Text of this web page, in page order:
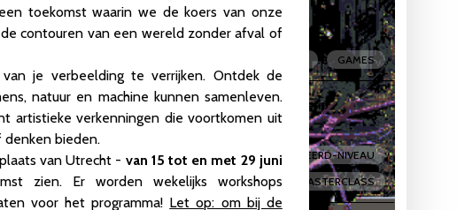
CCU Studio,Vlampijpstraat 84
GAMES
Encounters: Masterclass with James Holden and Lucretio
CCU Studio Vlampijpstraat 84
GEMIDDELD-NIVEAU
GEAVANCEERD-NIVEAU
MASTERCLASS
toekomst waarin we de koers van onze
contouren van een wereld zonder afval of
je verbeelding te verrijken. Ontdek de
natuur en machine kunnen samenleven.
artistieke verkenningen die voortkomen uit
denken bieden.
van Utrecht - van 15 tot en met 29 juni
zien. Er worden wekelijks workshops
voor het programma! Let op: om bij de